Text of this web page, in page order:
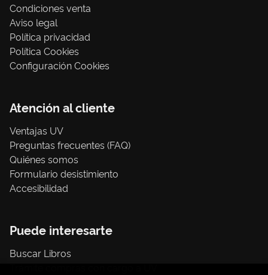
Condiciones venta
Aviso legal
Política privacidad
Política Cookies
Configuración Cookies
Atención al cliente
Ventajas UV
Preguntas frecuentes (FAQ)
Quiénes somos
Formulario desistimiento
Accesibilidad
Puede interesarte
Buscar Libros